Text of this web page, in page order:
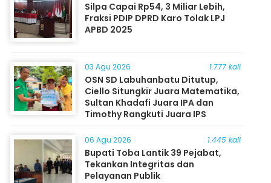
Silpa Capai Rp54, 3 Miliar Lebih,
Fraksi PDIP DPRD Karo Tolak LPJ
APBD 2025
03 Agu 2026 1.777 kali
OSN SD Labuhanbatu Ditutup,
Ciello Situngkir Juara Matematika,
Sultan Khadafi Juara IPA dan
Timothy Rangkuti Juara IPS
06 Agu 2026 1.445 kali
Bupati Toba Lantik 39 Pejabat,
Tekankan Integritas dan
Pelayanan Publik